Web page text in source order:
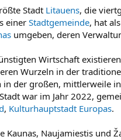
Stadt Litauens, die
einer Stadtgemeinde, hat
umgeben, deren
Wirtschaft
Wurzeln in der
in der großen, mittlerweile
war im Jahr 2022,
, Kulturhauptstadt Europas.
Kaunas, Naujamiestis und